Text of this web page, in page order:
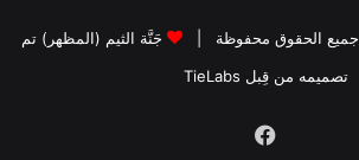
جَنَّة الثيم (المظهر) تم
تصميمه من قِبل TieLabs
فيسبوك